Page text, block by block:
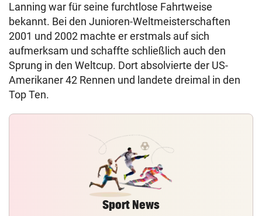
Lanning war für seine furchtlose Fahrtweise
bekannt. Bei den Junioren-Weltmeisterschaften
2001 und 2002 machte er erstmals auf sich
aufmerksam und schaffte schließlich auch den
Sprung in den Weltcup. Dort absolvierte der US-
Amerikaner 42 Rennen und landete dreimal in den
Top Ten.
Sport News